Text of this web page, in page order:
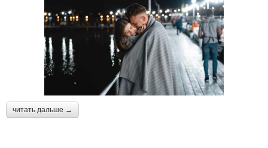
читать дальше →